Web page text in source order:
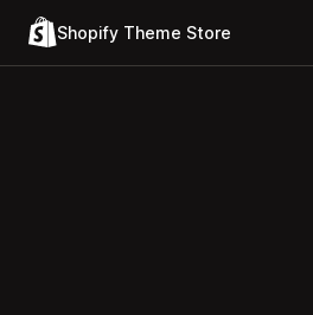
Shopify Theme Store